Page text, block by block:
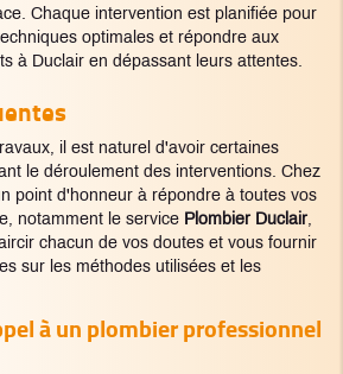
Chaque intervention est planifiée pour
optimales et répondre aux
à Duclair en dépassant leurs attentes.
il est naturel d'avoir certaines
le déroulement des interventions. Chez
point d'honneur à répondre à toutes vos
notamment le service Plombier Duclair,
chacun de vos doutes et vous fournir
sur les méthodes utilisées et les
à un plombier professionnel